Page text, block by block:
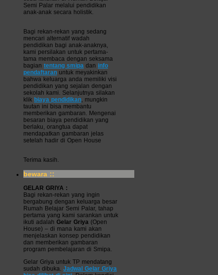
Semi Palar melalui pendidikan
anak-anak secara holistik.
Bagi rekan-rekan yang sedang
mencari alternatif wadah
pendidikan bagi anak-anaknya,
kami persilakan untuk pertama-
tama membaca dengan seksama
bagian tentang smipa dan info
pendaftaran untuk meyakinkan
bahwa keluarga anda memiliki visi
pendidikan yang sejalan dengan
sekolah kami. Selanjutnya silakan
klik biaya pendidikan , mungkin
tautan ini bisa membantu
memberikan gambaran. Mengenai
besaran biaya pendidikan yang
berlaku, orangtua dapat
mendapatkan gambaran jelas
setelah hadir di Open House
Terima kasih.
bewara ::
GELAR GRIYA :
Bagi rekan-rekan yang ingin
bergabung dengan keluarga besar
Rumah Belajar Semi Palar, tahap
pertama yang kami sarankan untuk
ikuti adalah Gelar Griya (Open
House) – di mana kami akan
menjelaskan konsep pendidikan
dan memberikan gambaran
program pembelajaran di Smipa.
Gelar Griya untuk TP mendatang
sudah dibuka. Jadwal Gelar Griya